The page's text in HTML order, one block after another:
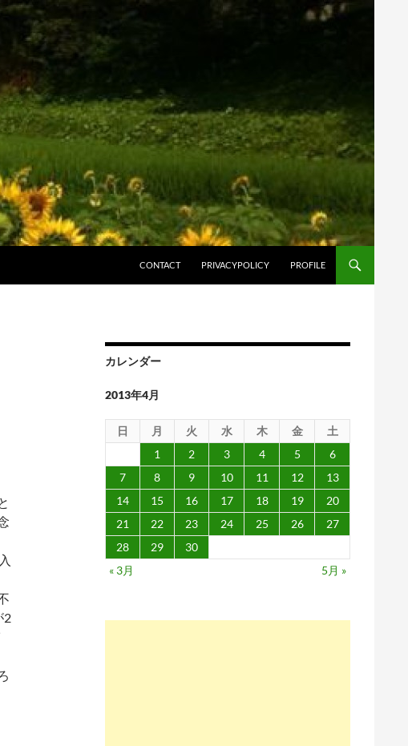
CONTACT
PRIVACYPOLICY PROFILE
2
カレンダー
2013年4月
日 月 火 水 木 金
土
1
2 3 4 5
6
7
8 9 10 11 12
13
14
15 16 17 18 19
20
21
22 23 24 25 26
27
28
29
30
« 3月
5月 »